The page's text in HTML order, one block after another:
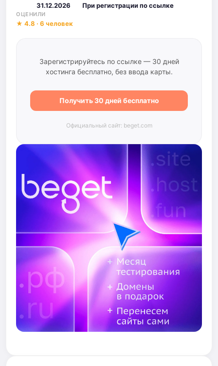
31.12.2026 При регистрации по ссылке
ОЦЕНИЛИ
★ 4.8 · 6 человек
Зарегистрируйтесь по ссылке — 30 дней
хостинга бесплатно, без ввода карты.
Получить 30 дней бесплатно
Официальный сайт: beget.com